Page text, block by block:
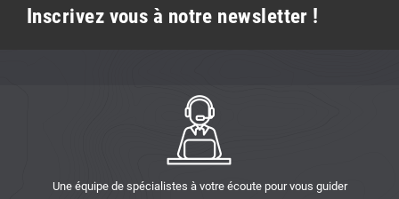
Inscrivez vous à notre newsletter !
Une équipe de spécialistes à votre écoute pour vous guider